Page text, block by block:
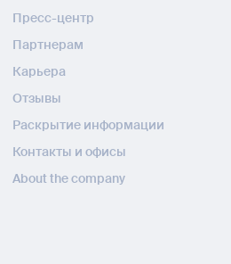
Пресс-центр
Партнерам
Карьера
Отзывы
Раскрытие информации
Контакты и офисы
About the company